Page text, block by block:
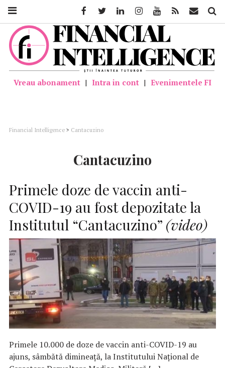
Vreau abonament | Intra in cont | Evenimentele FI
Financial Intelligence > Cantacuzino
Cantacuzino
Primele doze de vaccin anti-
COVID-19 au fost depozitate la
Institutul “Cantacuzino” (video)
Primele 10.000 de doze de vaccin anti-COVID-19 au
ajuns, sâmbătă dimineaţă, la Institutului Naţional de
FacebookTwitter LinkedinInstagramYoutube Feed Mail